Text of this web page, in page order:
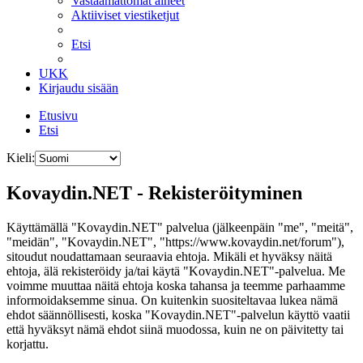
Aktiiviset viestiketjut
Etsi
UKK
Kirjaudu sisään
Etusivu
Etsi
Kieli:
Kovaydin.NET - Rekisteröityminen
Käyttämällä "Kovaydin.NET" palvelua (jälkeenpäin "me", "meitä",
"meidän", "Kovaydin.NET", "https://www.kovaydin.net/forum"),
sitoudut noudattamaan seuraavia ehtoja. Mikäli et hyväksy näitä
ehtoja, älä rekisteröidy ja/tai käytä "Kovaydin.NET"-palvelua. Me
voimme muuttaa näitä ehtoja koska tahansa ja teemme parhaamme
informoidaksemme sinua. On kuitenkin suositeltavaa lukea nämä
ehdot säännöllisesti, koska "Kovaydin.NET"-palvelun käyttö vaatii
että hyväksyt nämä ehdot siinä muodossa, kuin ne on päivitetty tai
korjattu.